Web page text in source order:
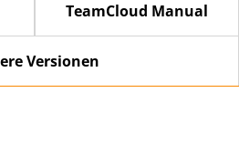
TeamCloud Manual
Versionen